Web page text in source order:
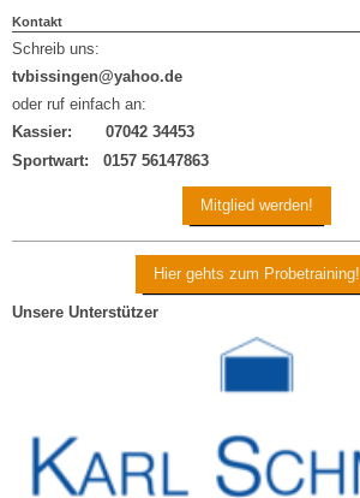
Kontakt
Schreib uns:
tvbissingen@yahoo.de
oder ruf einfach an:
Kassier: 07042 34453
Sportwart:
0157 56147863
Mitglied werden!
Hier gehts zum Probetraining!
Unsere Unterstützer